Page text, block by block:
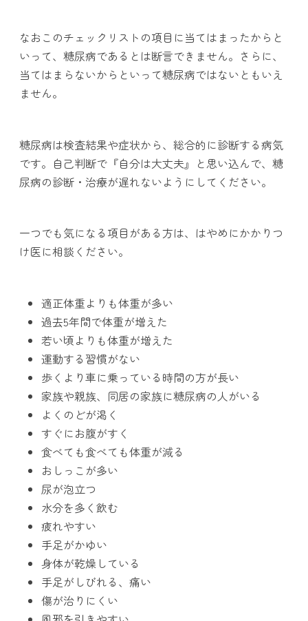
なおこのチェックリストの項目に当てはまったからと
いって、糖尿病であるとは断言できません。さらに、
当てはまらないからといって糖尿病ではないともいえ
ません。
糖尿病は検査結果や症状から、総合的に診断する病気
です。自己判断で『自分は大丈夫』と思い込んで、糖
尿病の診断・治療が遅れないようにしてください。
一つでも気になる項目がある方は、はやめにかかりつ
け医に相談ください。
適正体重よりも体重が多い
過去5年間で体重が増えた
若い頃よりも体重が増えた
運動する習慣がない
歩くより車に乗っている時間の方が長い
家族や親族、同居の家族に糖尿病の人がいる
よくのどが渇く
すぐにお腹がすく
食べても食べても体重が減る
おしっこが多い
尿が泡立つ
水分を多く飲む
疲れやすい
手足がかゆい
身体が乾燥している
手足がしびれる、痛い
傷が治りにくい